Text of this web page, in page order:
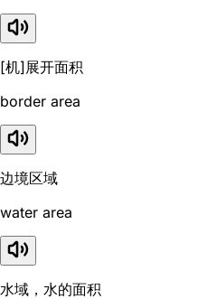
[机]展开面积
border area
边境区域
water area
水域，水的面积